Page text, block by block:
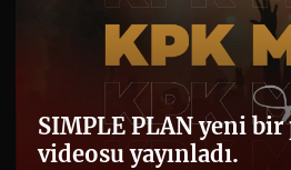
SIMPLE PLAN yeni
videosu yayınladı.